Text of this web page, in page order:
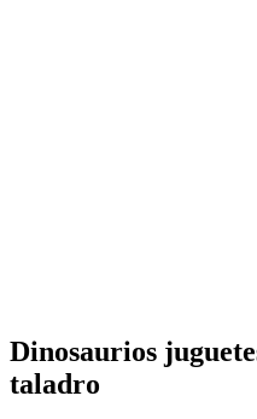
Dinosaurios
taladro